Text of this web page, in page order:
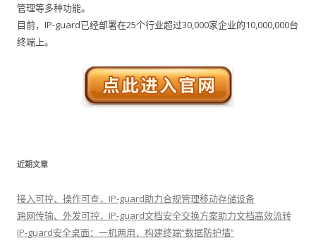
管理等多种功能。
目前，IP-guard已经部署在25个行业超过30,000家企业的10,000,000台
终端上。
近期文章
接入可控、操作可查，IP-guard助力合规管理移动存储设备
跨网传输、外发可控，IP-guard文档安全交换方案助力文档高效流转
IP-guard安全桌面：一机两用，构建终端“数据防护墙”